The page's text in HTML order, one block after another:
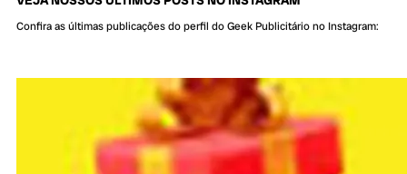
Confira as últimas publicações do perfil do Geek Publicitário no Instagram: